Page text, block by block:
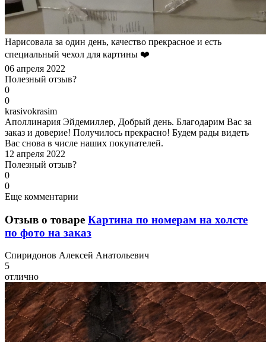
Нарисовала за один день, качество прекрасное и есть
специальный чехол для картины ❤️
06 апреля 2022
Полезный отзыв?
0
0
krasivokrasim
Аполлинария Эйдемиллер, Добрый день. Благодарим Вас за
заказ и доверие! Получилось прекрасно! Будем рады видеть
Вас снова в числе наших покупателей.
12 апреля 2022
Полезный отзыв?
0
0
Еще комментарии
Отзыв о товаре Картина по номерам на холсте
по фото на заказ
Спиридонов Алексей Анатольевич
5
отлично